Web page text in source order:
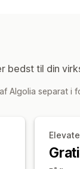
bedst til din
Algolia separat i
Elevate